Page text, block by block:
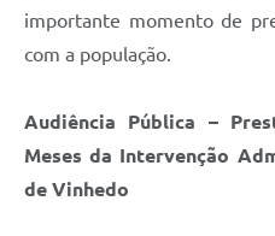
importante momento de
com a população.
Audiência Pública –
Meses da Intervenção
de Vinhedo